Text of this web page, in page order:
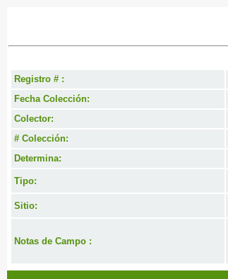
Registro # :
Fecha Colección:
Colector:
# Colección:
Determina:
Tipo:
Sitio:
Notas de Campo :